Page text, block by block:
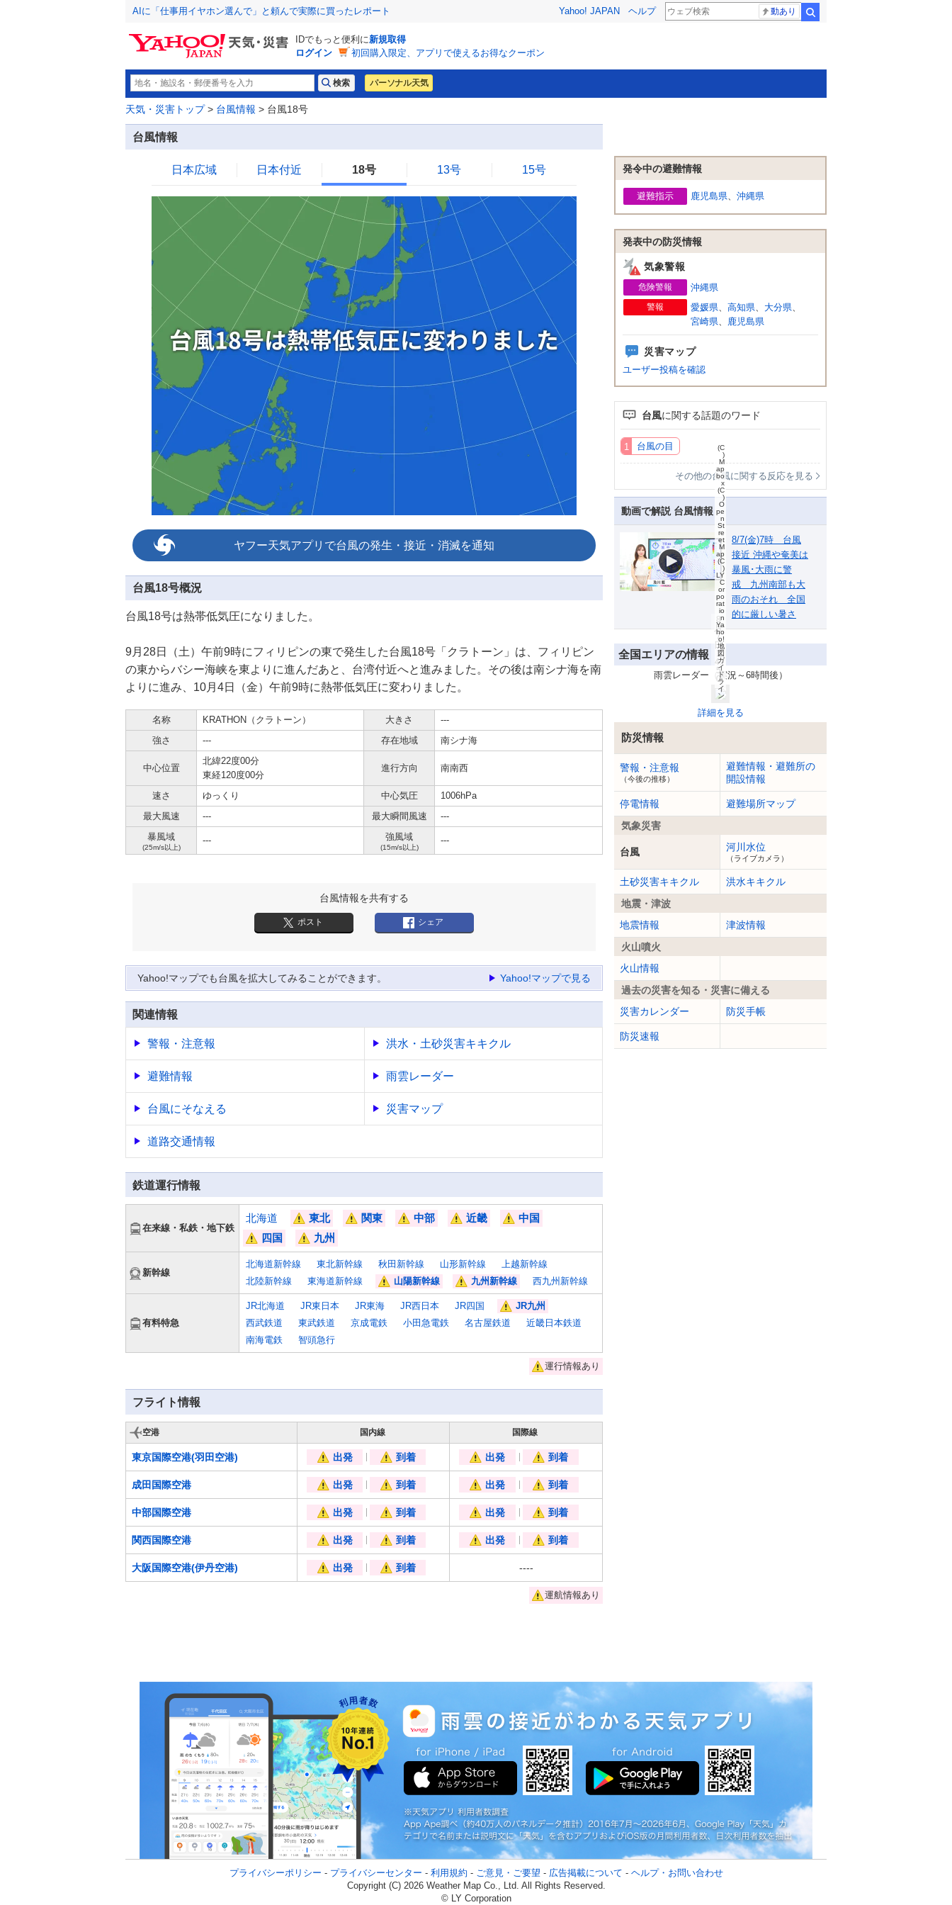
AIに「仕事用イヤホン選んで」と頼んで実際に買ったレポート Yahoo! JAPAN ヘルプ 動あり
IDでもっと便利に新規取得
ログイン
初回購入限定、アプリで使えるお得なクーポン
パーソナル天気
天気・災害トップ> 台風情報 > 台風18号
台風情報
日本広域 日本付近 18号 13号 15号
ヤフー天気アプリで台風の発生・接近・消滅を通知
台風18号概況
台風18号は熱帯低気圧になりました。
9月28日（土）午前9時にフィリピンの東で発生した台風18号「クラトーン」は、フィリピン
の東からバシー海峡を東よりに進んだあと、台湾付近へと進みました。その後は南シナ海を南
よりに進み、10月4日（金）午前9時に熱帯低気圧に変わりました。
名称 KRATHON（クラトーン） 大きさ
---
強さ
--- 存在地域 南シナ海
中心位置
北緯22度00分
東経120度00分
進行方向 南南西
速さ ゆっくり 中心気圧
1006hPa
最大風速
--- 最大瞬間風速
---
暴風域
(25m/s以上)
--- 強風域
(15m/s以上)
---
台風情報を共有する
ポスト シェア
Yahoo!マップでも台風を拡大してみることができます。 Yahoo!マップで見る
関連情報
警報・注意報 洪水・土砂災害キキクル
避難情報 雨雲レーダー
台風にそなえる 災害マップ
道路交通情報
鉄道運行情報
[train]
在来線・私鉄・地下鉄
北海道
[
東北
[
関東
[
中部
[
近畿
[
中国
[
!]
四国
[
!]
九州
[superexpress]
新幹線
北海道新幹線 東北新幹線 秋田新幹線 山形新幹線
上越新幹線
北陸新幹線
東海道新幹線
[
!]
山陽新幹線
[
!]
九州新幹線 西九州新幹線
[train]
有料特急
JR北海道 JR東日本 JR東海 JR西日本 JR四国
[
!]
JR九州
西武鉄道
東武鉄道 京成電鉄 小田急電鉄 名古屋鉄道
近畿日本鉄道
南海電鉄
智頭急行
[!]
運行情報あり
フライト情報
[air]
空港 国内線 国際線
東京国際空港(羽田空港) [!]
出発 [!]
到着 [!]
出発 [!]
到着
成田国際空港 [!]
出発 [!]
到着 [!]
出発 [!]
到着
中部国際空港 [!]
出発 [!]
到着 [!]
出発 [!]
到着
関西国際空港 [!]
出発 [!]
到着 [!]
出発 [!]
到着
大阪国際空港(伊丹空港) [!]
出発 [!]
到着 ----
[!]
運航情報あり
発令中の避難情報
避難指示 鹿児島県、 沖縄県
発表中の防災情報
気象警報
危険警報 沖縄県
警報 愛媛県、 高知県、 大分県、
宮崎県、 鹿児島県
災害マップ
ユーザー投稿を確認
台風に関する話題のワード
台風の目
その他の台風に関する反応を見る
動画で解説 台風情報
8/7(金)7時 台風
接近 沖縄や奄美は
暴風･大雨に警
戒 九州南部も大
雨のおそれ 全国
的に厳しい暑さ
全国エリアの情報
雨雲レーダー（実況～6時間後）
8
月
7
日
1
4:
5
0
(C
)
M
ap
bo
x
(C
)
O
pe
n
St
re
et
M
ap
(C
)
LY
C
or
po
rat
io
n
Ya
ho
o!
地
図
ガ
イ
ド
ラ
イ
ン
詳細を見る
防災情報
警報・注意報
（今後の推移）
避難情報・避難所の
開設情報
停電情報
避難場所マップ
気象災害
台風 河川水位
（ライブカメラ）
土砂災害キキクル
洪水キキクル
地震・津波
地震情報
津波情報
火山噴火
火山情報
過去の災害を知る・災害に備える
災害カレンダー
防災手帳
防災速報
プライバシーポリシー - プライバシーセンター - 利用規約 - ご意見・ご要望 - 広告掲載について - ヘルプ・お問い合わせ
Copyright (C) 2026 Weather Map Co., Ltd. All Rights Reserved.
© LY Corporation